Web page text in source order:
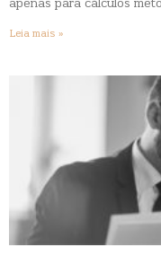
apenas para cálculos
Leia mais »